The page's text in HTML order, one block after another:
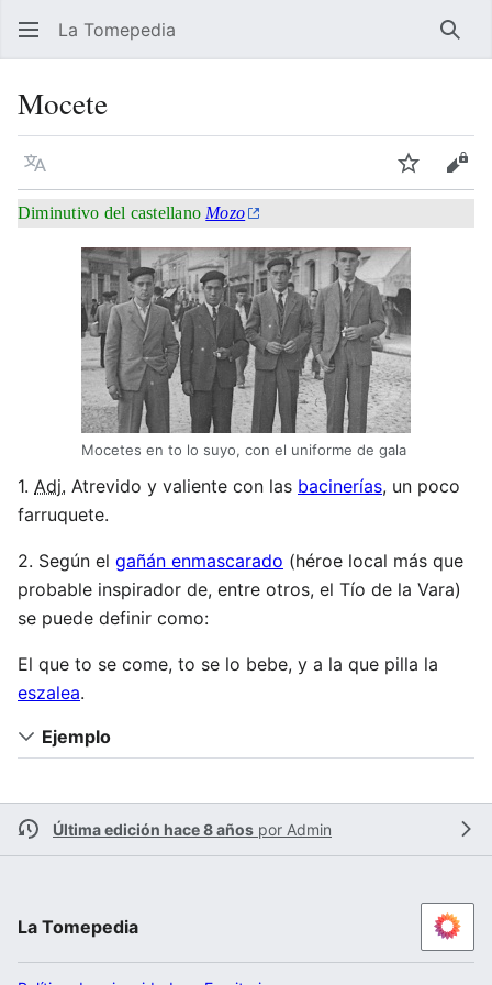
La Tomepedia
Mocete
Idioma VigilarVer
Diminutivo del castellano Mozo
Mocetes en to lo suyo, con el uniforme de gala
1. Adj. Atrevido y valiente con las bacinerías, un poco
farruquete.
2. Según el gañán enmascarado (héroe local más que
probable inspirador de, entre otros, el Tío de la Vara)
se puede definir como:
El que to se come, to se lo bebe, y a la que pilla la
eszalea.
Ejemplo
Última edición hace 8 años por Admin
La Tomepedia